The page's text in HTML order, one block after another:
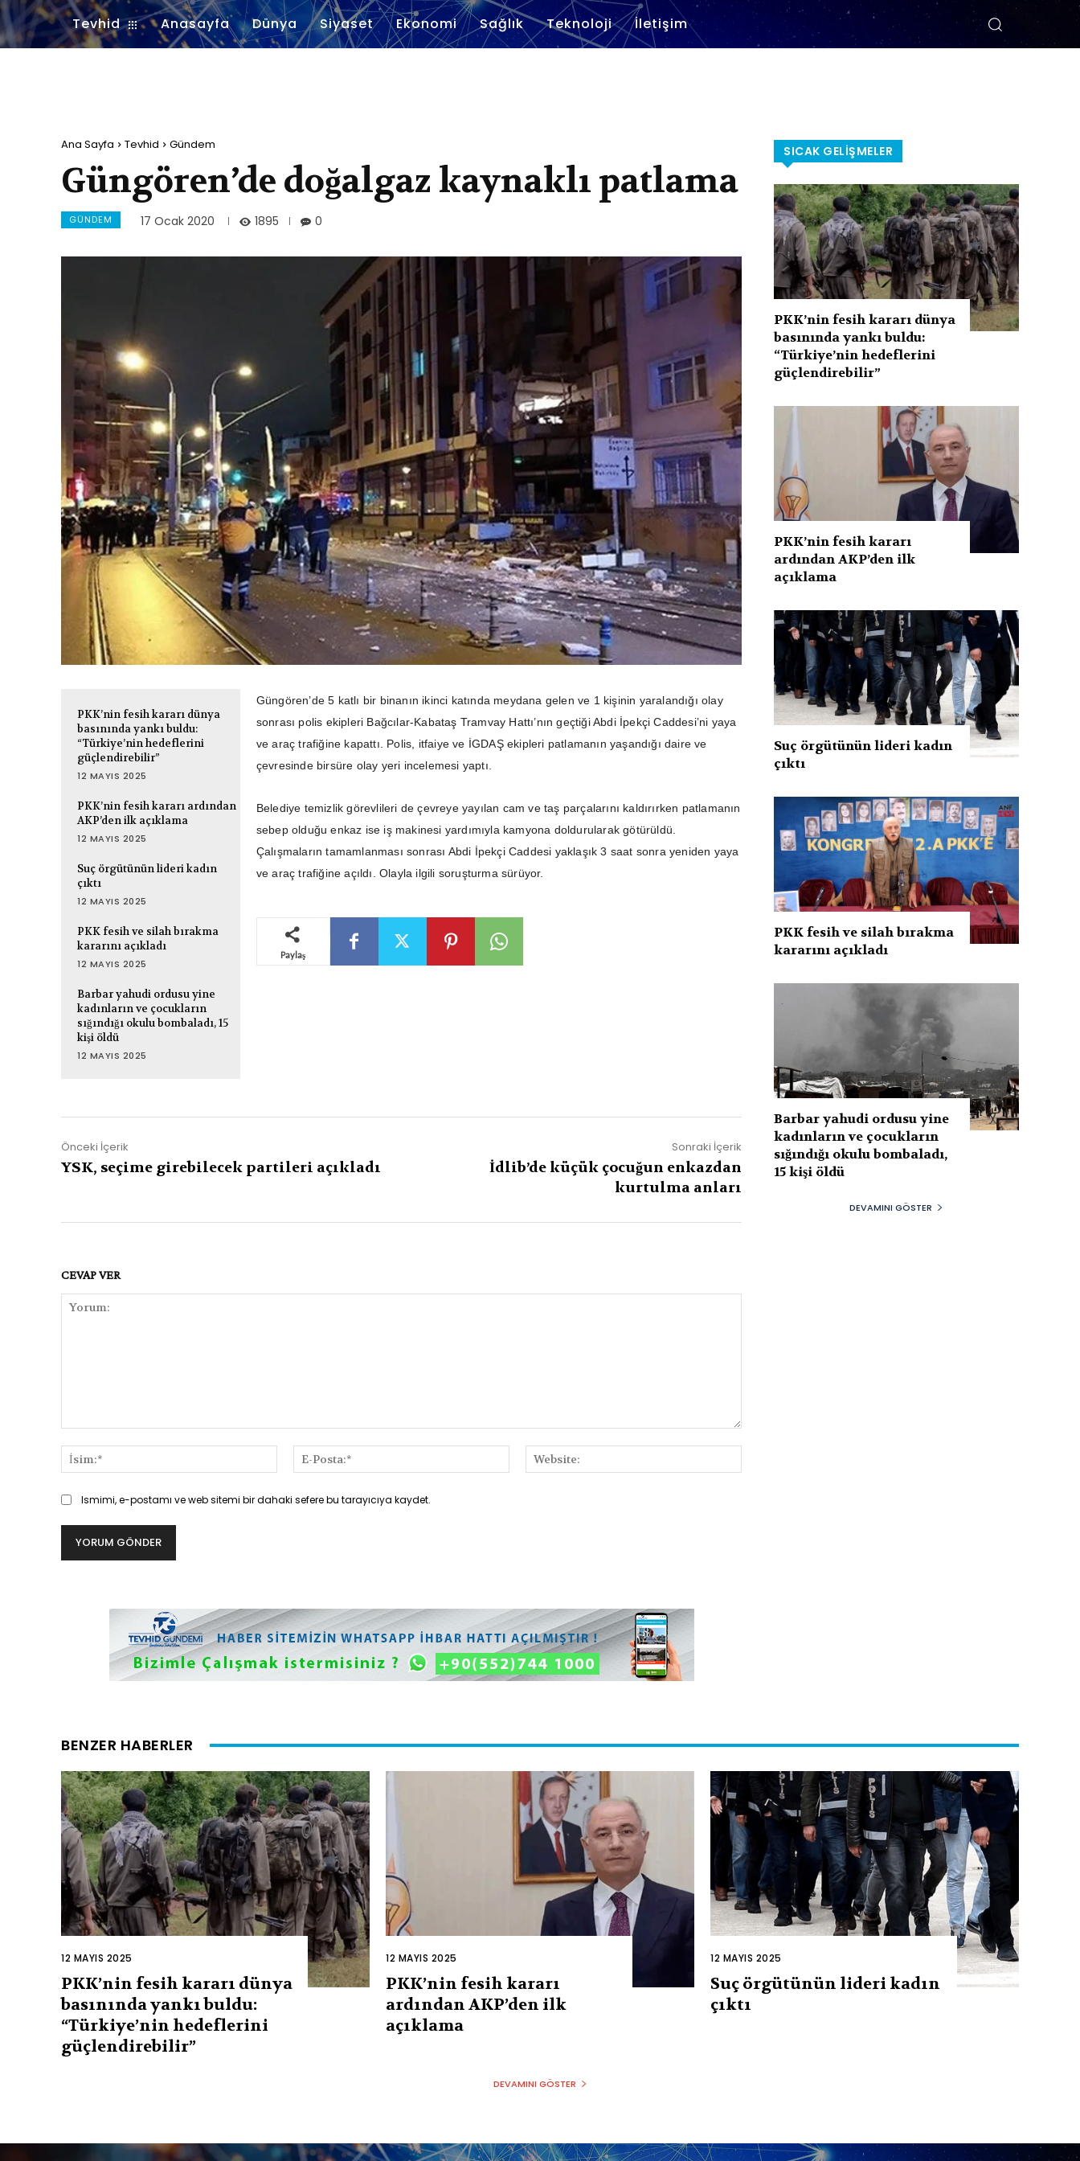
Tevhid Anasayfa Dünya Siyaset Ekonomi Sağlık Teknoloji İletişim
Ana Sayfa Tevhid Gündem
Güngören’de doğalgaz kaynaklı patlama
GÜNDEM 17 Ocak 2020 1895 0
PKK’nin fesih kararı dünya
basınında yankı buldu:
“Türkiye’nin hedeflerini
güçlendirebilir”
12 MAYIS 2025
PKK’nin fesih kararı ardından
AKP’den ilk açıklama
12 MAYIS 2025
Suç örgütünün lideri kadın
çıktı
12 MAYIS 2025
PKK fesih ve silah bırakma
kararını açıkladı
12 MAYIS 2025
Barbar yahudi ordusu yine
kadınların ve çocukların
sığındığı okulu bombaladı, 15
kişi öldü
12 MAYIS 2025
Güngören’de 5 katlı bir binanın ikinci katında meydana gelen ve 1 kişinin yaralandığı olay
sonrası polis ekipleri Bağcılar-Kabataş Tramvay Hattı’nın geçtiği Abdi İpekçi Caddesi’ni yaya
ve araç trafiğine kapattı. Polis, itfaiye ve İGDAŞ ekipleri patlamanın yaşandığı daire ve
çevresinde birsüre olay yeri incelemesi yaptı.
Belediye temizlik görevlileri de çevreye yayılan cam ve taş parçalarını kaldırırken patlamanın
sebep olduğu enkaz ise iş makinesi yardımıyla kamyona doldurularak götürüldü.
Çalışmaların tamamlanması sonrası Abdi İpekçi Caddesi yaklaşık 3 saat sonra yeniden yaya
ve araç trafiğine açıldı. Olayla ilgili soruşturma sürüyor.
Paylaş
Önceki İçerik
YSK, seçime girebilecek partileri açıkladı
Sonraki İçerik
İdlib’de küçük çocuğun enkazdan
kurtulma anları
CEVAP VER
İsim:*
Posta:*
Ismimi, e-postamı ve web sitemi bir dahaki sefere bu tarayıcıya kaydet.
SICAK GELIŞMELER
PKK’nin fesih kararı dünya
basınında yankı buldu:
“Türkiye’nin hedeflerini
güçlendirebilir”
PKK’nin fesih kararı
ardından AKP’den ilk
açıklama
Suç örgütünün lideri kadın
çıktı
PKK fesih ve silah bırakma
kararını açıkladı
Barbar yahudi ordusu yine
kadınların ve çocukların
sığındığı okulu bombaladı,
15 kişi öldü
DEVAMINI GÖSTER
BENZER HABERLER
12 MAYIS 2025
PKK’nin fesih kararı dünya
basınında yankı buldu:
“Türkiye’nin hedeflerini
güçlendirebilir”
12 MAYIS 2025
PKK’nin fesih kararı
ardından AKP’den ilk
açıklama
12 MAYIS 2025
Suç örgütünün lideri kadın
çıktı
DEVAMINI GÖSTER